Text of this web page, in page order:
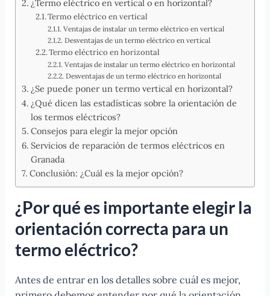
¿Termo eléctrico en vertical o en horizontal?
Termo eléctrico en vertical
Ventajas de instalar un termo eléctrico en vertical
Desventajas de un termo eléctrico en vertical
Termo eléctrico en horizontal
Ventajas de instalar un termo eléctrico en horizontal
Desventajas de un termo eléctrico en horizontal
¿Se puede poner un termo vertical en horizontal?
¿Qué dicen las estadísticas sobre la orientación de
los termos eléctricos?
Consejos para elegir la mejor opción
Servicios de reparación de termos eléctricos en
Granada
Conclusión: ¿Cuál es la mejor opción?
¿Por qué es importante elegir la
orientación correcta para un
termo eléctrico?
Antes de entrar en los detalles sobre cuál es mejor,